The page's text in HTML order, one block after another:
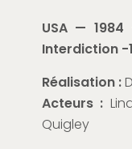
USA —
Interdiction -
Réalisation :
Acteurs :
Quigley